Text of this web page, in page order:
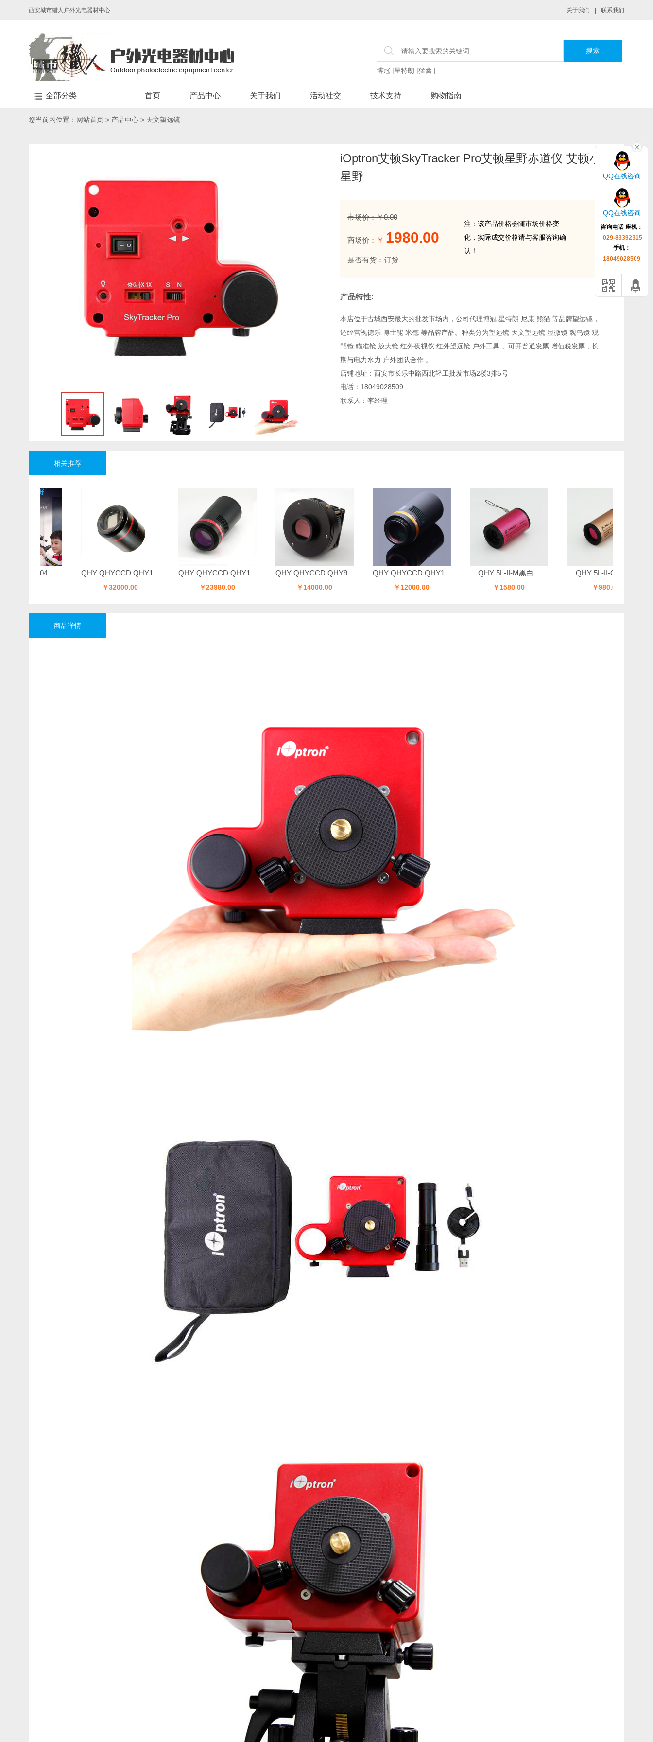
QQ在线咨询
QQ在线咨询
咨询电话 座机：
029-83392315
手机：
18049028509
西安城市猎人户外光电器材中心 关于我们 联系我们
博冠 |星特朗 |猛禽 |
全部分类 首页 产品中心 关于我们 活动社交 技术支持 购物指南
您当前的位置： 网站首页 > 产品中心 > 天文望远镜
iOptron艾顿SkyTracker Pro艾顿星野赤道仪 艾顿小
星野
市场价：￥0.00
商场价： ￥ 1980.00
是否有货：订货
注：该产品价格会随市场价格变
化，实际成交价格请与客服咨询确
认！
产品特性:
本店位于古城西安最大的批发市场内，公司代理博冠 星特朗 尼康 熊猫 等品牌望远镜，
还经营视德乐 博士能 米德 等品牌产品。种类分为望远镜 天文望远镜 显微镜 观鸟镜 观
靶镜 瞄准镜 放大镜 红外夜视仪 红外望远镜 户外工具 。可开普通发票 增值税发票，长
期与电力水力 户外团队合作 。
店铺地址：西安市长乐中路西北轻工批发市场2楼3排5号
电话：18049028509
联系人：李经理
相关推荐
QHY QHYCCD QHY1...
￥32000.00
QHY QHYCCD QHY1...
￥23980.00
QHY QHYCCD QHY9...
￥14000.00
QHY QHYCCD QHY1...
￥12000.00
QHY 5L-II-M黑白...
￥1580.00
QHY 5L-II-C彩色...
商品详情